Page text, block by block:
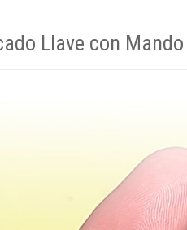
Llave con Mando